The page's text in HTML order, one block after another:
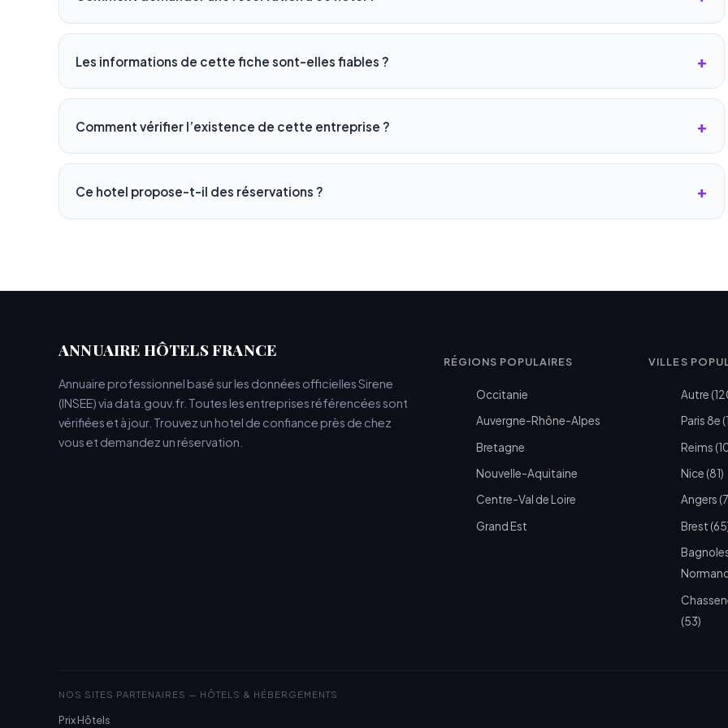
Les informations de cette fiche sont-elles fiables ?
Comment vérifier l’existence de cette entreprise ?
Ce hotel propose-t-il des réservations ?
ANNUAIRE HÔTELS FRANCE
Annuaire professionnel basé sur les données officielles Sirene
(INSEE) via data.gouv.fr. Toutes les entreprises référencées sont
vérifiées et à jour. Trouvez un hotel de confiance près de chez
vous et demandez un réservation.
RÉGIONS POPULAIRES
Occitanie
Auvergne-Rhône-Alpes
Bretagne
Nouvelle-Aquitaine
Centre-Val de Loire
Grand Est
VILLES
Autre
Paris 8e
Reims
Nice (81)
Angers
Brest
(53)
NOS SITES PARTENAIRES — HÔTELS & HÉBERGEMENTS
Prix Hôtels